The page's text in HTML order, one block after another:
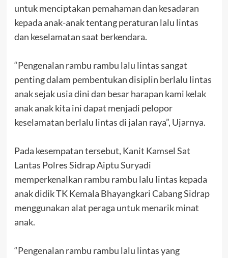
untuk menciptakan pemahaman dan kesadaran
kepada anak-anak tentang peraturan lalu lintas
dan keselamatan saat berkendara.
“Pengenalan rambu rambu lalu lintas sangat
penting dalam pembentukan disiplin berlalu lintas
anak sejak usia dini dan besar harapan kami kelak
anak anak kita ini dapat menjadi pelopor
keselamatan berlalu lintas di jalan raya”, Ujarnya.
Pada kesempatan tersebut, Kanit Kamsel Sat
Lantas Polres Sidrap Aiptu Suryadi
memperkenalkan rambu rambu lalu lintas kepada
anak didik TK Kemala Bhayangkari Cabang Sidrap
menggunakan alat peraga untuk menarik minat
anak.
“Pengenalan rambu rambu lalu lintas yang